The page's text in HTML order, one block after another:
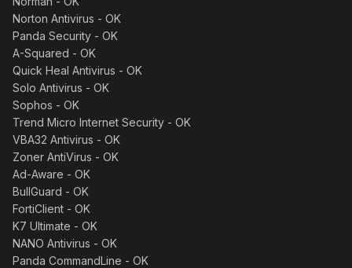
Norton Antivirus - OK
Panda Security - OK
A-Squared - OK
Quick Heal Antivirus - OK
Solo Antivirus - OK
Sophos - OK
Trend Micro Internet Security - OK
VBA32 Antivirus - OK
Zoner AntiVirus - OK
Ad-Aware - OK
BullGuard - OK
FortiClient - OK
K7 Ultimate - OK
NANO Antivirus - OK
Panda CommandLine - OK